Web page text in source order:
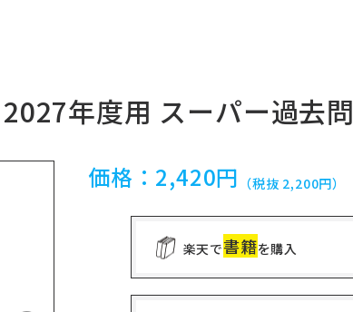
年度用 スーパー過去問
価格： 2,420円 （税抜 2,200円）
楽天で書籍を購入